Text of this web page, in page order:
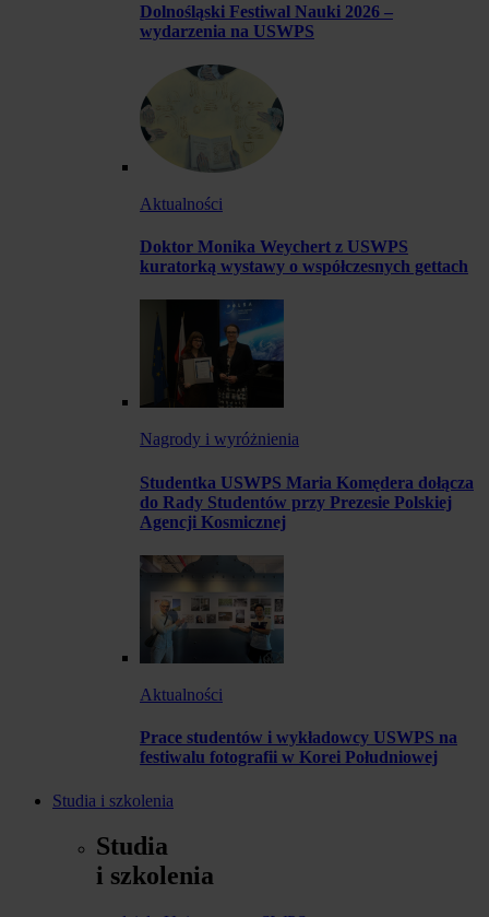
Dolnośląski Festiwal Nauki 2026 –
wydarzenia na USWPS
Aktualności
Doktor Monika Weychert z USWPS
kuratorką wystawy o współczesnych gettach
Nagrody i wyróżnienia
Studentka USWPS Maria Komędera dołącza
do Rady Studentów przy Prezesie Polskiej
Agencji Kosmicznej
Aktualności
Prace studentów i wykładowcy USWPS na
festiwalu fotografii w Korei Południowej
Studia i szkolenia
Studia
i szkolenia